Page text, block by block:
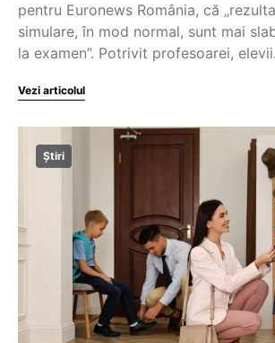
pentru Euronews România, că
simulare, în mod normal, sunt mai
la examen”. Potrivit profesoarei,
Vezi articolul
Știri